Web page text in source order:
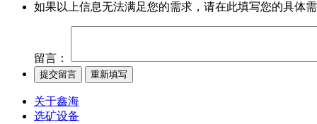
如果以上信息无法满足您的需求，请在此填写您的具体
留言：
关于鑫海
选矿设备